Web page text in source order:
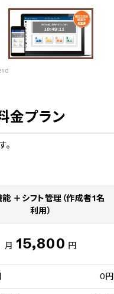
金プラン
。
＋シフト管理（作成者1名
利用）
月 15,800 円
0円